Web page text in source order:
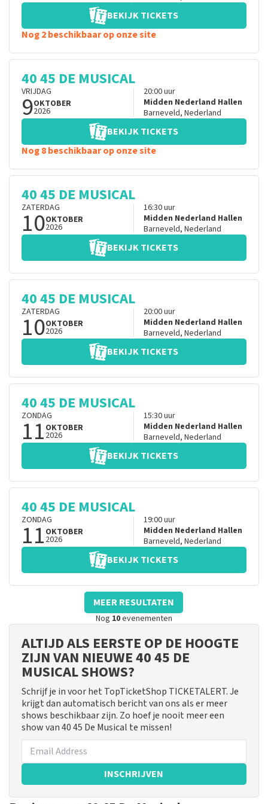
BEKIJK TICKETS
Nog 2 beschikbaar op onze site
40 45 DE MUSICAL
VRIJDAG
9OKTOBER
2026
20:00uur
Midden Nederland Hallen
Barneveld, Nederland
BEKIJK TICKETS
Nog 8 beschikbaar op onze site
40 45 DE MUSICAL
ZATERDAG
10OKTOBER
2026
16:30uur
Midden Nederland Hallen
Barneveld, Nederland
BEKIJK TICKETS
40 45 DE MUSICAL
ZATERDAG
10OKTOBER
2026
20:00uur
Midden Nederland Hallen
Barneveld, Nederland
BEKIJK TICKETS
40 45 DE MUSICAL
ZONDAG
11 OKTOBER
2026
15:30uur
Midden Nederland Hallen
Barneveld, Nederland
BEKIJK TICKETS
40 45 DE MUSICAL
ZONDAG
11 OKTOBER
2026
19:00uur
Midden Nederland Hallen
Barneveld, Nederland
BEKIJK TICKETS
MEER RESULTATEN
Nog 10evenementen
ALTIJD ALS EERSTE OP DE HOOGTE
ZIJN VAN NIEUWE 40 45 DE
MUSICAL SHOWS?
Schrijf je in voor het TopTicketShop TICKETALERT. Je
krijgt dan automatisch bericht van ons als er meer
shows beschikbaar zijn. Zo hoef je nooit meer een
show van 40 45 De Musical te missen!
INSCHRIJVEN